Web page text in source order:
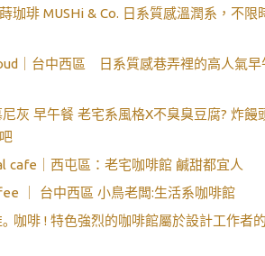
珈琲 MUSHi & Co. 日系質感溫潤系，不限
｜台中西區 日系質感巷弄裡的高人氣早
灰 早午餐 老宅系風格X不臭臭豆腐? 炸饅
cafe｜西屯區：老宅咖啡館 鹹甜都宜人
｜ 台中西區 小鳥老闆:生活系咖啡館
｡ 咖啡 ! 特色強烈的咖啡館屬於設計工作者